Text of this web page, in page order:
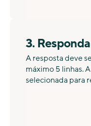
3.
A resposta deve
máximo 5 linhas.
selecionada para